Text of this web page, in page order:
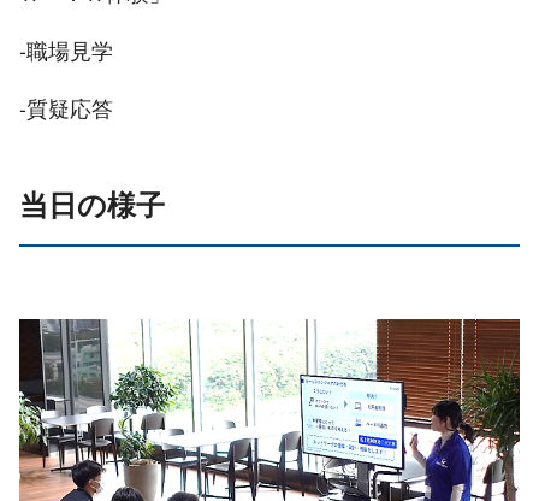
-職場見学
-質疑応答
当日の様子